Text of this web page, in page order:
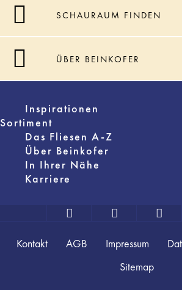
SCHAURAUM FINDEN
ÜBER BEINKOFER
Inspirationen
Sortiment
Das Fliesen A-Z
Über Beinkofer
In Ihrer Nähe
Karriere
Kontakt AGB Impressum
Sitemap